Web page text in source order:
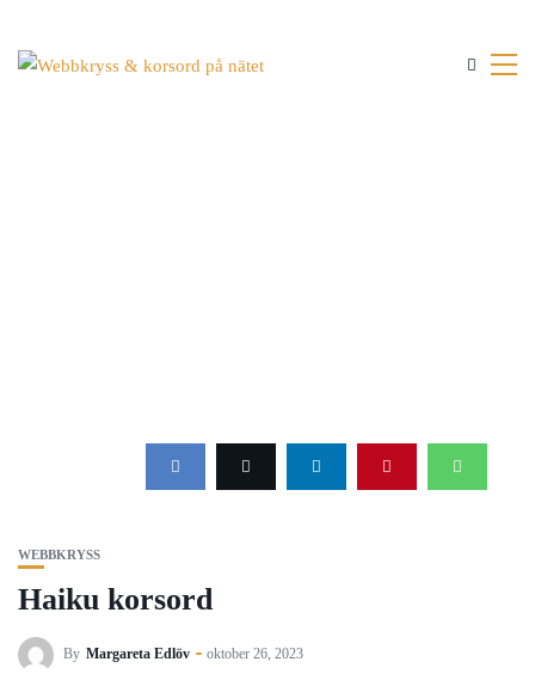
WEBBKRYSS
Haiku korsord
By Margareta Edlöv oktober 26, 2023